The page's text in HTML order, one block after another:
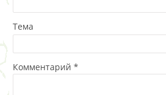
Тема
Комментарий *